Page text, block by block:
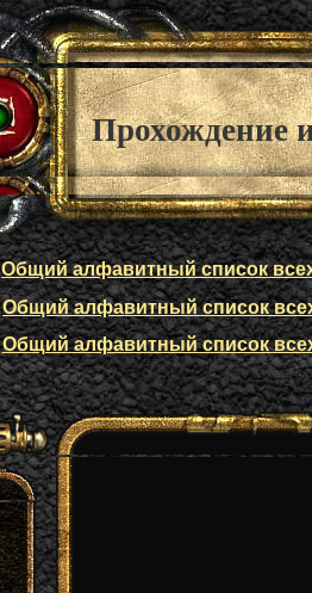
Прохождение
Общий алфавитный список
Общий алфавитный список
Общий алфавитный список